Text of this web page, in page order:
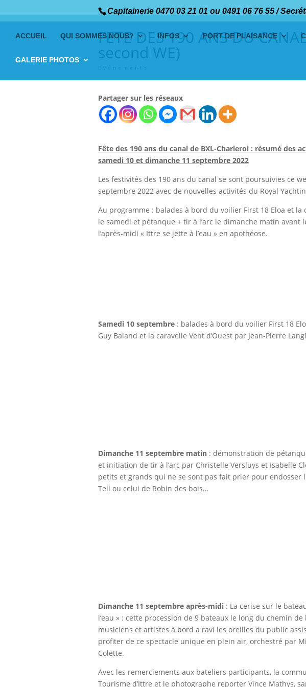
Capitainerie 0470 03 21 01 ou 0491 06 76 55 /
ACCUEIL QUI SOMMES NOUS? INFOS PORT DE PLAISANCE
GALERIE PHOTOS
FETE DES 190 ANS DU
second WE)
Partager sur les réseaux
Fête des 190 ans du canal de BXL-Charleroi : résumé des
samedi 10 et dimanche 11 septembre 2022
Les festivités des 190 ans du canal se sont poursuivies ce
septembre 2022 avec de nouvelles activités du Royal
Au programme : balades à bord du voilier First 18 Eloa et la
le samedi et pétanque + tir à l’arc le dimanche matin avant
l’après-midi « Ittre se jette à l’eau » en apothéose.
Samedi 10 septembre : balades à bord du voilier First 18
Guy Baland et la caravelle Vent d’Ouest par Jean-Pierre
Dimanche 11 septembre matin : démonstration de
et initiation de tir à l’arc par Christelle Versluys et Isabelle
petits et grands qui ne se sont pas fait prier pour endosser
Tell ou celui de Robin des bois…
Dimanche 11 septembre après-midi : La cerise sur le
l’eau » : cette procession de 9 bateaux le long du chemin
musiciens et artistes à bord a ravi les oreilles du public
profiter de ce spectacle unique en plein air, orchestré par
Colette.
Avec les remerciements aux bateliers participants, la
Tourisme d’Ittre et le photographe reporter Vince Mathys,